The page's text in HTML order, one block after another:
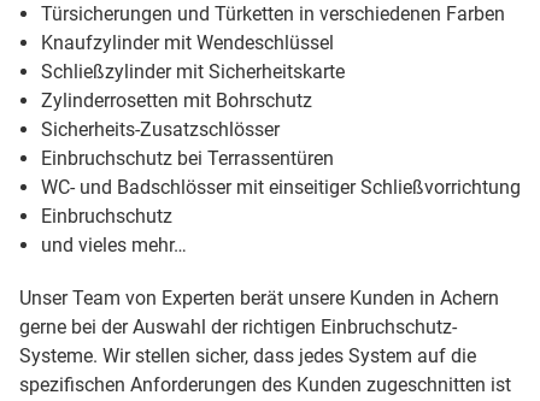
Türsicherungen und Türketten in verschiedenen Farben
Knaufzylinder mit Wendeschlüssel
Schließzylinder mit Sicherheitskarte
Zylinderrosetten mit Bohrschutz
Sicherheits-Zusatzschlösser
Einbruchschutz bei Terrassentüren
WC- und Badschlösser mit einseitiger Schließvorrichtung
Einbruchschutz
und vieles mehr…
Unser Team von Experten berät unsere Kunden in Achern
gerne bei der Auswahl der richtigen Einbruchschutz-
Systeme. Wir stellen sicher, dass jedes System auf die
spezifischen Anforderungen des Kunden zugeschnitten ist